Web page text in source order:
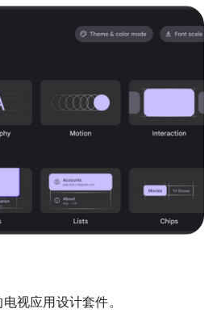
视应用设计套件。